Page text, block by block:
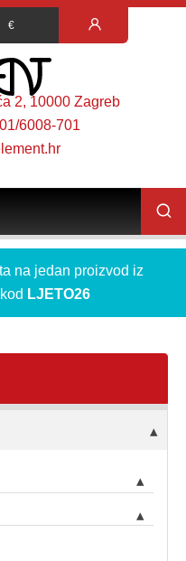
€
2, 10000 Zagreb
01/6008-701
na jedan proizvod iz
LJETO26